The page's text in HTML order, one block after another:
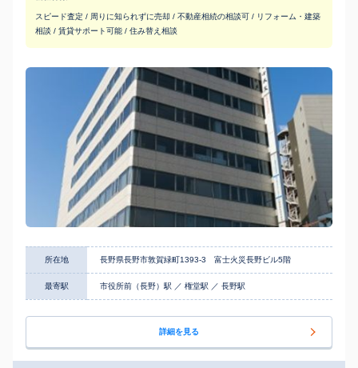
スピード査定 / 周りに知られずに売却 / 不動産相続の相談可 / リフォーム・建築
相談 / 賃貸サポート可能 / 住み替え相談
所在地 長野県長野市敦賀緑町1393-3 富士火災長野ビル5階
最寄駅 市役所前（長野）駅 ／ 権堂駅 ／ 長野駅
詳細を見る